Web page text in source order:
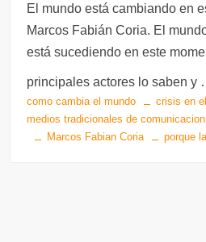
tt
er
c
e
o
o
k
at
s
p
p
e
gr
a
m
bl
El mundo está cambiando en
Marcos Fabián Coria. El
está sucediendo en este
principales actores lo saben y
como cambia el mundo crisis en
medios tradicionales de comunicacion
Marcos Fabian Coria
porque